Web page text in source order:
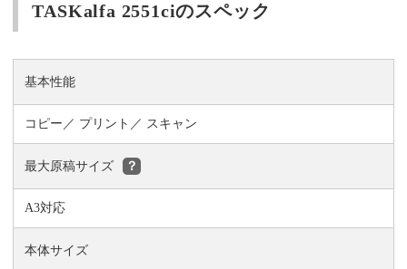
TASKalfa 2551ciのスペック
基本性能
コピー プリント スキャン
最大原稿サイズ ？
A3対応
本体サイズ